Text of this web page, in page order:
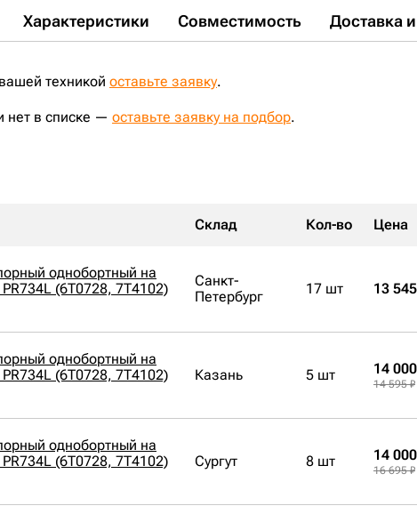
Характеристики Совместимость Доставка
техникой оставьте заявку.
нет в списке — оставьте заявку на подбор.
Склад Кол-во Цена
однобортный на
(6T0728, 7T4102)
Санкт-
Петербург
17 шт 13
однобортный на
(6T0728, 7T4102)
Казань 5 шт 14
14 595 ₽
однобортный на
(6T0728, 7T4102)
Сургут 8 шт 14
16 695 ₽